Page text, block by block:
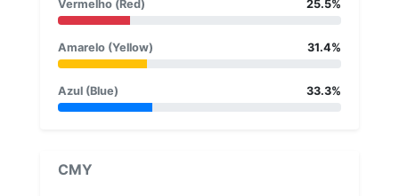
Vermelho (Red) 25.5%
Amarelo (Yellow) 31.4%
Azul (Blue) 33.3%
CMY